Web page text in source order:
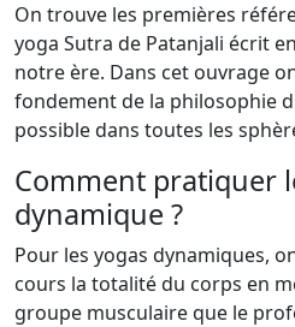
On trouve les premières
yoga Sutra de Patanjali écrit
notre ère. Dans cet ouvrage
fondement de la philosophie
possible dans toutes les
Comment pratiquer
dynamique ?
Pour les yogas dynamiques,
cours la totalité du corps en
groupe musculaire que le